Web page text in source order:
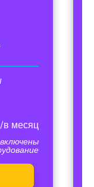
в месяц